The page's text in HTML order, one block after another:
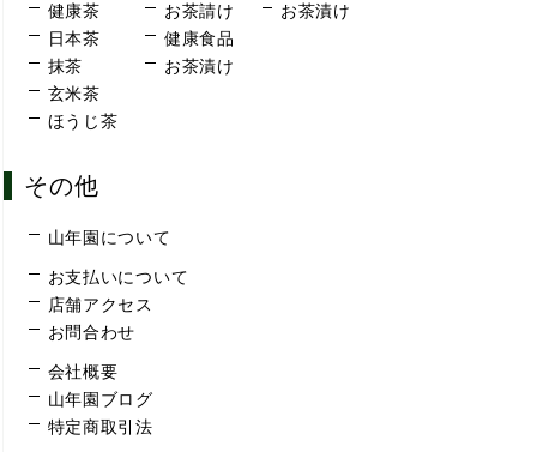
健康茶
日本茶
抹茶
玄米茶
ほうじ茶
お茶請け
健康食品
お茶漬け
お茶漬け
その他
山年園について
お支払いについて
店舗アクセス
お問合わせ
会社概要
山年園ブログ
特定商取引法